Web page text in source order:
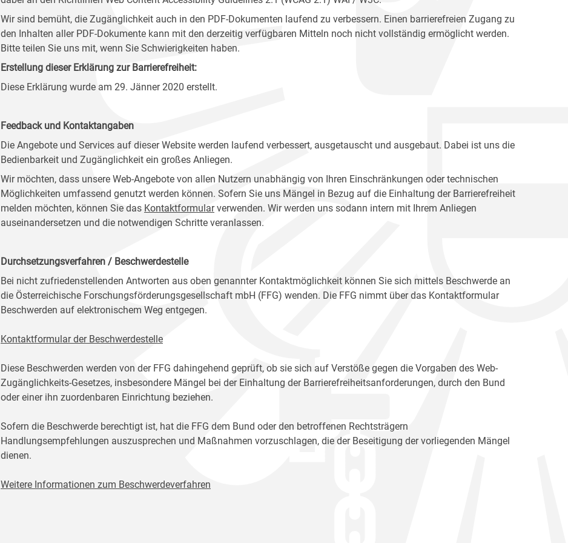
Wir sind bemüht, die Zugänglichkeit auch in den PDF-Dokumenten laufend zu verbessern. Einen barrierefreien Zugang zu
den Inhalten aller PDF-Dokumente kann mit den derzeitig verfügbaren Mitteln noch nicht vollständig ermöglicht werden.
Bitte teilen Sie uns mit, wenn Sie Schwierigkeiten haben.
Erstellung dieser Erklärung zur Barrierefreiheit:
Diese Erklärung wurde am 29. Jänner 2020 erstellt.
Feedback und Kontaktangaben
Die Angebote und Services auf dieser Website werden laufend verbessert, ausgetauscht und ausgebaut. Dabei ist uns die
Bedienbarkeit und Zugänglichkeit ein großes Anliegen.
Wir möchten, dass unsere Web-Angebote von allen Nutzern unabhängig von Ihren Einschränkungen oder technischen
Möglichkeiten umfassend genutzt werden können. Sofern Sie uns Mängel in Bezug auf die Einhaltung der Barrierefreiheit
melden möchten, können Sie das Kontaktformularverwenden. Wir werden uns sodann intern mit Ihrem Anliegen
auseinandersetzen und die notwendigen Schritte veranlassen.
Durchsetzungsverfahren / Beschwerdestelle
Bei nicht zufriedenstellenden Antworten aus oben genannter Kontaktmöglichkeit können Sie sich mittels Beschwerde an
die Österreichische Forschungsförderungsgesellschaft mbH (FFG) wenden. Die FFG nimmt über das Kontaktformular
Beschwerden auf elektronischem Weg entgegen.
Kontaktformular der Beschwerdestelle
Diese Beschwerden werden von der FFG dahingehend geprüft, ob sie sich auf Verstöße gegen die Vorgaben des Web-
Zugänglichkeits-Gesetzes, insbesondere Mängel bei der Einhaltung der Barrierefreiheitsanforderungen, durch den Bund
oder einer ihn zuordenbaren Einrichtung beziehen.
Sofern die Beschwerde berechtigt ist, hat die FFG dem Bund oder den betroffenen Rechtsträgern
Handlungsempfehlungen auszusprechen und Maßnahmen vorzuschlagen, die der Beseitigung der vorliegenden Mängel
dienen.
Weitere Informationen zum Beschwerdeverfahren